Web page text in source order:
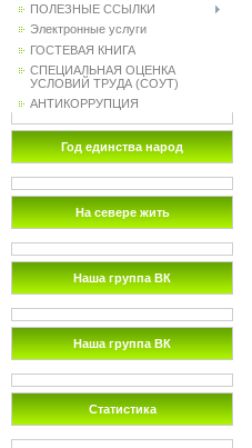
ПОЛЕЗНЫЕ ССЫЛКИ
Электронные услуги
ГОСТЕВАЯ КНИГА
СПЕЦИАЛЬНАЯ ОЦЕНКА
УСЛОВИЙ ТРУДА (СОУТ)
АНТИКОРРУПЦИЯ
Год единства народ
На севере жить
Наша группа ВК
Наша группа ВК
Статистика